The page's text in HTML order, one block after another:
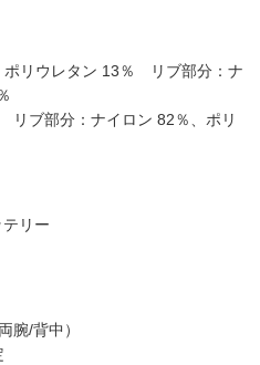
ポリウレタン 13％ リブ部分：ナ
リブ部分：ナイロン 82％、ポリ
リー
腕/背中）